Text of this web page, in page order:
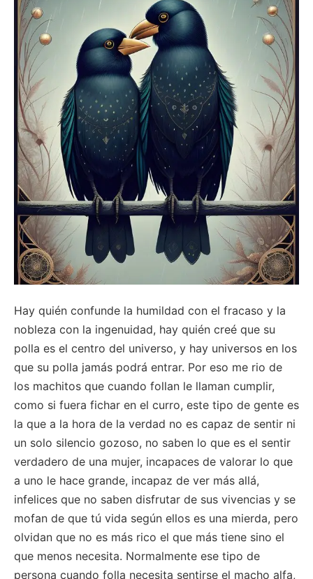
Hay quién confunde la humildad con el fracaso y la
nobleza con la ingenuidad, hay quién creé que su
polla es el centro del universo, y hay universos en los
que su polla jamás podrá entrar. Por eso me rio de
los machitos que cuando follan le llaman cumplir,
como si fuera fichar en el curro, este tipo de gente es
la que a la hora de la verdad no es capaz de sentir ni
un solo silencio gozoso, no saben lo que es el sentir
verdadero de una mujer, incapaces de valorar lo que
a uno le hace grande, incapaz de ver más allá,
infelices que no saben disfrutar de sus vivencias y se
mofan de que tú vida según ellos es una mierda, pero
olvidan que no es más rico el que más tiene sino el
que menos necesita. Normalmente ese tipo de
persona cuando folla necesita sentirse el macho alfa,